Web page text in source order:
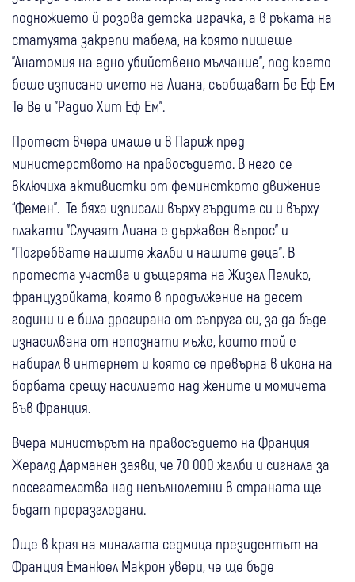
подножието й розова детска играчка, а в ръката на
статуята закрепи табела, на която пишеше
"Анатомия на едно убийствено мълчание", под което
беше изписано името на Лиана, съобщават Бе Еф Ем
Те Ве и "Радио Хит Еф Ем".
Протест вчера имаше и в Париж пред
министерството на правосъдието. В него се
включиха активистки от феминсткото движение
“Фемен". Те бяха изписали върху гърдите си и върху
плакати "Случаят Лиана е държавен въпрос" и
"Погребвате нашите жалби и нашите деца". В
протеста участва и дъщерята на Жизел Пелико,
французойката, която в продължение на десет
години и е била дрогирана от съпруга си, за да бъде
изнасилвана от непознати мъже, които той е
набирал в интернет и която се превърна в икона на
борбата срещу насилието над жените и момичета
във Франция.
Вчера министърът на правосъдието на Франция
Жералд Дарманен заяви, че 70 000 жалби и сигнала за
посегателства над непълнолетни в страната ще
бъдат преразгледани.
Още в края на миналата седмица президентът на
Франция Еманюел Макрон увери, че ще бъде